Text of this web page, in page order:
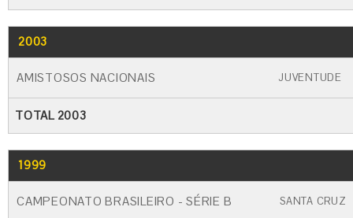
2003
AMISTOSOS NACIONAIS JUVENTUDE
TOTAL 2003
1999
CAMPEONATO BRASILEIRO - SÉRIE B SANTA CRUZ